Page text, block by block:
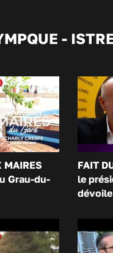
-
MAIRES
Grau-du-
FAIT
le